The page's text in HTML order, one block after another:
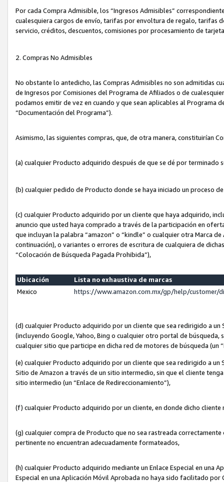
Por cada Compra Admisible, los “Ingresos Admisibles”
cualesquiera cargos de envío, tarifas por envoltura de regalo, tarifas
servicio, créditos, descuentos, comisiones por procesamiento de
2. Compras No Admisibles
No obstante lo antedicho, las Compras Admisibles no son admitidas
de Ingresos por Comisiones del Programa de Afiliados o de
podamos emitir de vez en cuando y que sean aplicables al Programa
“Documentación del Programa”).
Asimismo, las siguientes compras, que, de otra manera, constituirían
(a) cualquier Producto adquirido después de que se dé por terminado
(b) cualquier pedido de Producto donde se haya iniciado un proceso
(c) cualquier Producto adquirido por un cliente que haya adquirido,
anuncio que usted haya comprado a través de la participación en
que incluyan la palabra “amazon” o “kindle” o cualquier otra Marca
continuación), o variantes o errores de escritura de cualquiera de
“Colocación de Búsqueda Pagada Prohibida”),
Ubicación
Lista no exhaustiva de marcas
Mexico
https://www.amazon.com.mx/gp/help/customer/
(d) cualquier Producto adquirido por un cliente que sea redirigido a
(incluyendo Google, Yahoo, Bing o cualquier otro portal de
cualquier sitio que participe en dicha red de motores de búsqueda (un
(e) cualquier Producto adquirido por un cliente que sea redirigido a un
Sitio de Amazon a través de un sitio intermedio, sin que el cliente
sitio intermedio (un “Enlace de Redireccionamiento”),
(f) cualquier Producto adquirido por un cliente, en donde dicho
(g) cualquier compra de Producto que no sea rastreada
pertinente no encuentran adecuadamente formateados,
(h) cualquier Producto adquirido mediante un Enlace Especial en una
Especial en una Aplicación Móvil Aprobada no haya sido facilitado